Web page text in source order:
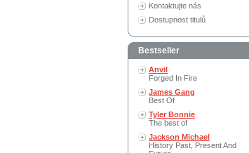
Kontaktujte nás
Dostupnost titulů
Bestseller
Anvil
Forged In Fire
James Gang
Best Of
Tyler Bonnie
The best of
Jackson Michael
History Past, Present And